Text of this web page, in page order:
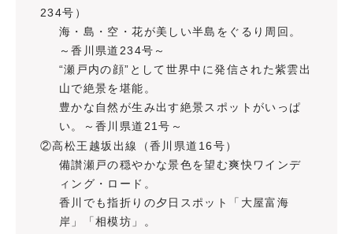
234号）
海・島・空・花が美しい半島をぐるり周回。
～香川県道234号～
“瀬戸内の顔”として世界中に発信された紫雲出
山で絶景を堪能。
豊かな自然が生み出す絶景スポットがいっぱ
い。～香川県道21号～
②高松王越坂出線（香川県道16号）
備讃瀬戸の穏やかな景色を望む爽快ワインデ
ィング・ロード。
香川でも指折りの夕日スポット「大屋富海
岸」「相模坊」。